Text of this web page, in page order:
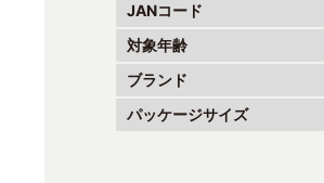
JANコード
対象年齢
ブランド
パッケージサイズ